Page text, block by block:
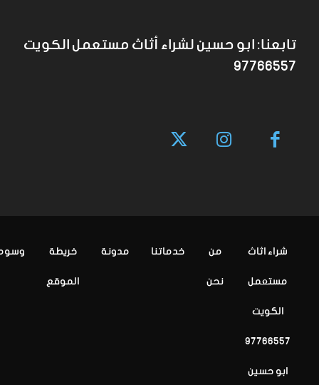
تابعنا: ابو حسين لشراء أثاث مستعمل الكويت
97766557
شراء اثاث
مستعمل
الكويت
97766557
ابو حسين
من
نحن
خدماتنا مدونة خريطة
الموقع